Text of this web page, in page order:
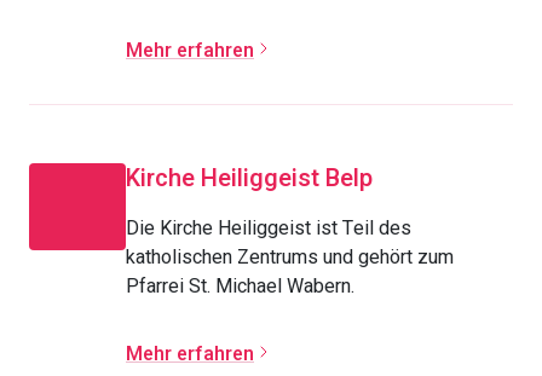
Mehr erfahren
Kirche Heiliggeist Belp
Die Kirche Heiliggeist ist Teil des
katholischen Zentrums und gehört zum
Pfarrei St. Michael Wabern.
Mehr erfahren